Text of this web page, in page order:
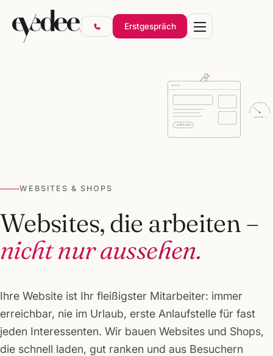
Erstgespräch
WEBSITES & SHOPS
Websites, die arbeiten –
nicht nur aussehen.
Ihre Website ist Ihr fleißigster Mitarbeiter: immer
erreichbar, nie im Urlaub, erste Anlaufstelle für fast
jeden Interessenten. Wir bauen Websites und Shops,
die schnell laden, gut ranken und aus Besuchern
ANFRAGE
LADEZEIT